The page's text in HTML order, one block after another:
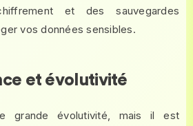
et des sauvegardes
vos données sensibles.
et évolutivité
grande évolutivité, mais il est